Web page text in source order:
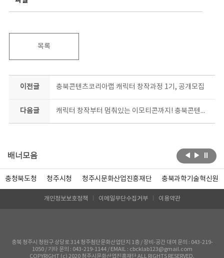
목록
이전글 충북콘텐츠코리아랩 캐릭터 창작과정 1기, 공개모집
다음글 캐릭터 창작부터 멈춰있는 이모티콘까지! 충북콘텐츠코리아랩, 2개 과정 수강생 동시모집
배너모음
충청북도청 청주시청 청주시문화산업진흥재단 충북과학기술혁신원
개인정보보호정책 이메일무단수집거부 이용약관
충북 청주시 청원구 상당로 314 청주첨단문화산업단지 1층 / 장비-공간 대여 문의 : 043-219-
1050 / 기타 문의 : 043-219-1144 / EMAIL : cbcklab123@gmail.com
COPYRIGHT (c) 2020 청주시문화산업진흥재단 ALL RIGHTS RESERVED.